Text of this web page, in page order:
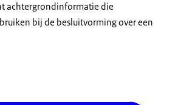
achtergrondinformatie die
bij de besluitvorming over een